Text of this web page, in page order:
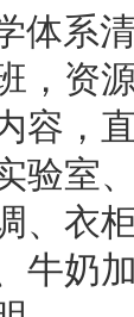
体系
，资
容，
验室
、衣
牛奶